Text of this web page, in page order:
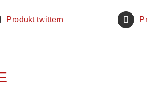
Produkt twittern